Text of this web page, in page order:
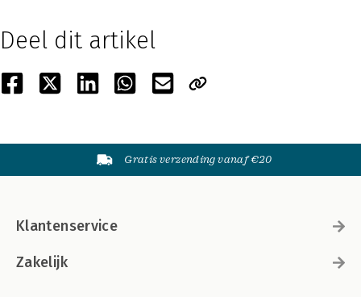
Deel dit artikel
Gratis verzending vanaf €20
Klantenservice
Zakelijk